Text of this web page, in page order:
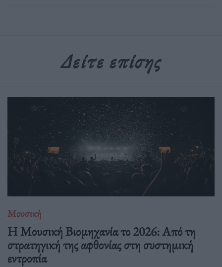
Δείτε επίσης
Μουσική
Η Μουσική Βιομηχανία το 2026: Από τη
στρατηγική της αφθονίας στη συστημική
εντροπία